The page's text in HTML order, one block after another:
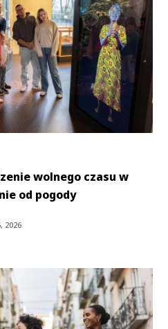
wolnego czasu w
od pogody
2026